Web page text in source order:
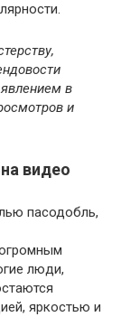
в
и
видео
пасодобль,
люди,
яркостью и